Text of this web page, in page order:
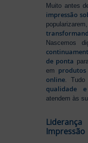
Muito antes
impressão
Nascemos
de ponta
em
online .
qualidade
atendem às
Impressão